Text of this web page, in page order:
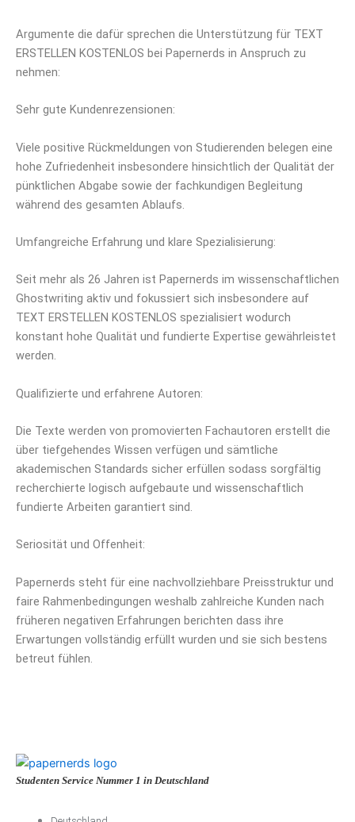
Argumente die dafür sprechen die Unterstützung für TEXT
ERSTELLEN KOSTENLOS bei Papernerds in Anspruch zu
nehmen:
Sehr gute Kundenrezensionen:
Viele positive Rückmeldungen von Studierenden belegen eine
hohe Zufriedenheit insbesondere hinsichtlich der Qualität der
pünktlichen Abgabe sowie der fachkundigen Begleitung
während des gesamten Ablaufs.
Umfangreiche Erfahrung und klare Spezialisierung:
Seit mehr als 26 Jahren ist Papernerds im wissenschaftlichen
Ghostwriting aktiv und fokussiert sich insbesondere auf
TEXT ERSTELLEN KOSTENLOS spezialisiert wodurch
konstant hohe Qualität und fundierte Expertise gewährleistet
werden.
Qualifizierte und erfahrene Autoren:
Die Texte werden von promovierten Fachautoren erstellt die
über tiefgehendes Wissen verfügen und sämtliche
akademischen Standards sicher erfüllen sodass sorgfältig
recherchierte logisch aufgebaute und wissenschaftlich
fundierte Arbeiten garantiert sind.
Seriosität und Offenheit:
Papernerds steht für eine nachvollziehbare Preisstruktur und
faire Rahmenbedingungen weshalb zahlreiche Kunden nach
früheren negativen Erfahrungen berichten dass ihre
Erwartungen vollständig erfüllt wurden und sie sich bestens
betreut fühlen.
Studenten Service Nummer 1 in Deutschland